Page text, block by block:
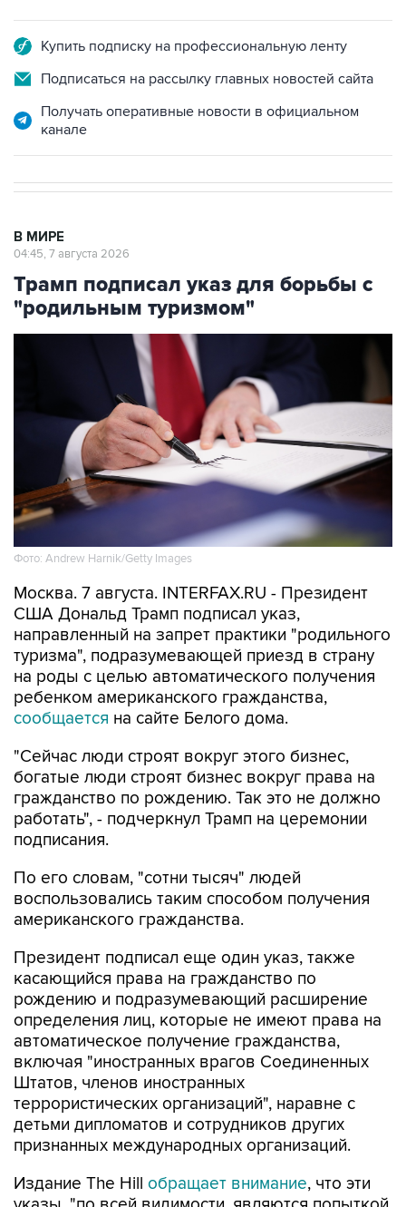
Купить подписку на профессиональную ленту
Подписаться на рассылку главных новостей сайта
Получать оперативные новости в официальном
канале
В МИРЕ
04:45, 7 августа 2026
Трамп подписал указ для борьбы с
"родильным туризмом"
Фото: Andrew Harnik/Getty Images
Москва. 7 августа. INTERFAX.RU - Президент
США Дональд Трамп подписал указ,
направленный на запрет практики "родильного
туризма", подразумевающей приезд в страну
на роды с целью автоматического получения
ребенком американского гражданства,
сообщается на сайте Белого дома.
"Сейчас люди строят вокруг этого бизнес,
богатые люди строят бизнес вокруг права на
гражданство по рождению. Так это не должно
работать", - подчеркнул Трамп на церемонии
подписания.
По его словам, "сотни тысяч" людей
воспользовались таким способом получения
американского гражданства.
Президент подписал еще один указ, также
касающийся права на гражданство по
рождению и подразумевающий расширение
определения лиц, которые не имеют права на
автоматическое получение гражданства,
включая "иностранных врагов Соединенных
Штатов, членов иностранных
террористических организаций", наравне с
детьми дипломатов и сотрудников других
признанных международных организаций.
Издание The Hill обращает внимание, что эти